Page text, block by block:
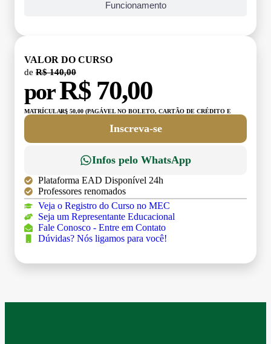
Funcionamento
VALOR DO CURSO
de R$ 140,00
porR$ 70,00
MATRÍCULA:R$ 50,00 (PAGÁVEL NO BOLETO, CARTÃO DE CRÉDITO E
Inscreva-se
Infos pelo WhatsApp
Plataforma EAD Disponível 24h
Professores renomados
Veja o Registro do Curso no MEC
Seja um Representante Educacional
Fale Conosco - Entre em Contato
Dúvidas? Nós ligamos para você!